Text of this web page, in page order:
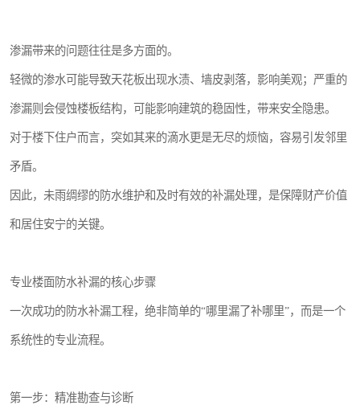
渗漏带来的问题往往是多方面的。
轻微的渗水可能导致天花板出现水渍、墙皮剥落，影响美观；严重的
渗漏则会侵蚀楼板结构，可能影响建筑的稳固性，带来安全隐患。
对于楼下住户而言，突如其来的滴水更是无尽的烦恼，容易引发邻里
矛盾。
因此，未雨绸缪的防水维护和及时有效的补漏处理，是保障财产价值
和居住安宁的关键。
专业楼面防水补漏的核心步骤
一次成功的防水补漏工程，绝非简单的“哪里漏了补哪里”，而是一个
系统性的专业流程。
第一步：精准勘查与诊断